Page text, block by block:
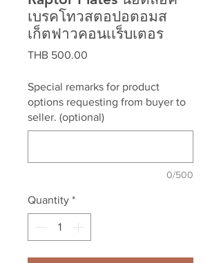
เบรคโทวสตอปอตอมส
เก็ตฟาวคอนเเร็บเตอร
THB 500.00
Special remarks for product
options requesting from buyer to
seller. (optional)
0/500
Quantity *